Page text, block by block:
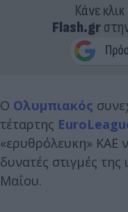
Κάνε
Flash.gr
Ο Ολυμπιακός
τέταρτης
«ερυθρόλευκη» ΚΑΕ
δυνατές στιγμές της
Μαΐου.